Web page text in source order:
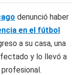
denunció haber
en el fútbol
a su casa, una
y lo llevó a